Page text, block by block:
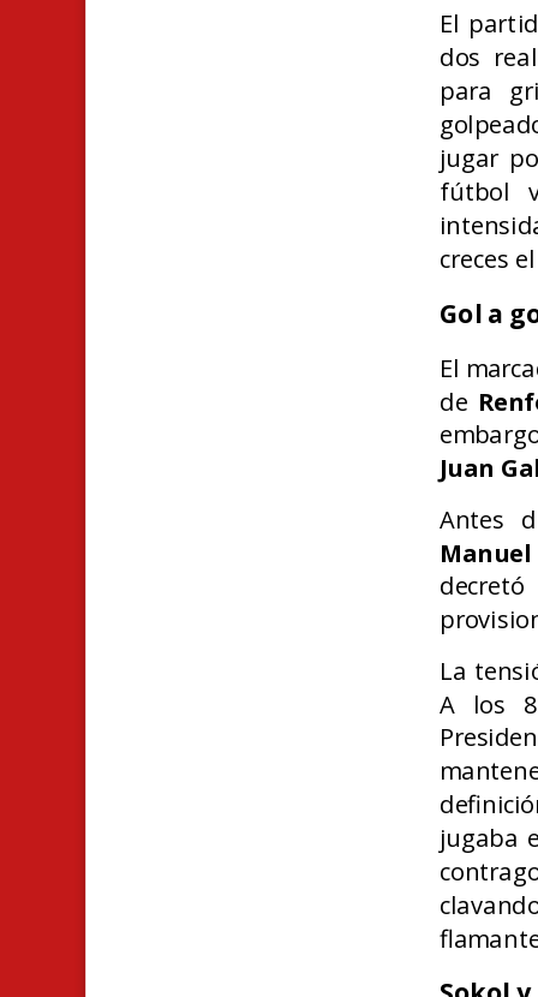
El
dos
para
jugar
fútbol
creces
Gol a
El
de
Juan
Antes
Manuel
La
A los
jugaba